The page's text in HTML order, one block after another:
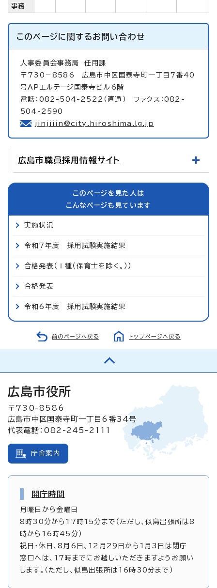
事務
このページに関するお問い合わせ
人事委員会事務局 任用課
〒730－8586 広島市中区国泰寺町一丁目7番40
号APエルテージ国泰寺ビル6階
電話：082-504-2522（直通） ファクス：082-
504-2590
jinjiiin@city.hiroshima.lg.jp
広島市職員採用情報サイト
このページを見た人は
こんなページも見ています
実施状況
令和7年度 採用試験実施結果
合格発表（Ⅰ種（保育士を除く。））
合格発表
令和6年度 採用試験実施結果
前のページへ戻る トップページへ戻る
広島市役所
〒730-8586
広島市中区国泰寺町一丁目6番34号
代表電話：082-245-2111
庁舎案内
開庁時間
月曜日から金曜日
8時30分から17時15分まで（ただし、似島出張所は8
時から16時45分）
祝日・休日、8月6日、12月29日から1月3日は閉庁
窓口へは、17時までにお越しいただきますようお願い
します。（ただし、似島出張所は16時30分まで）